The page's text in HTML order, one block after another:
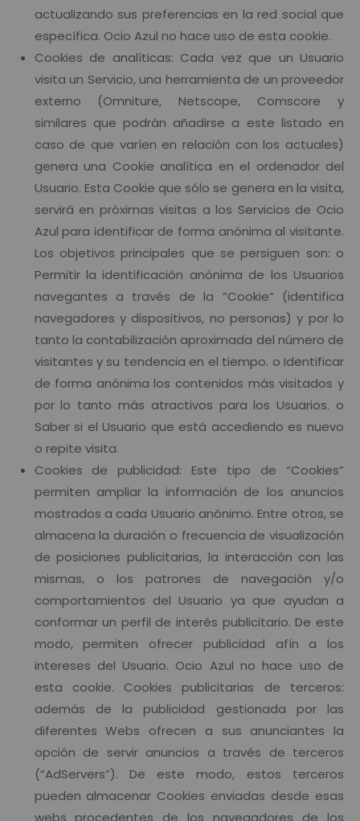
actualizando sus preferencias en la red social que
específica. Ocio Azul no hace uso de esta cookie.
Cookies de analíticas: Cada vez que un Usuario
visita un Servicio, una herramienta de un proveedor
externo (Omniture, Netscope, Comscore y
similares que podrán añadirse a este listado en
caso de que varíen en relación con los actuales)
genera una Cookie analítica en el ordenador del
Usuario. Esta Cookie que sólo se genera en la visita,
servirá en próximas visitas a los Servicios de Ocio
Azul para identificar de forma anónima al visitante.
Los objetivos principales que se persiguen son: o
Permitir la identificación anónima de los Usuarios
navegantes a través de la “Cookie” (identifica
navegadores y dispositivos, no personas) y por lo
tanto la contabilización aproximada del número de
visitantes y su tendencia en el tiempo. o Identificar
de forma anónima los contenidos más visitados y
por lo tanto más atractivos para los Usuarios. o
Saber si el Usuario que está accediendo es nuevo
o repite visita.
Cookies de publicidad: Este tipo de “Cookies”
permiten ampliar la información de los anuncios
mostrados a cada Usuario anónimo. Entre otros, se
almacena la duración o frecuencia de visualización
de posiciones publicitarias, la interacción con las
mismas, o los patrones de navegación y/o
comportamientos del Usuario ya que ayudan a
conformar un perfil de interés publicitario. De este
modo, permiten ofrecer publicidad afín a los
intereses del Usuario. Ocio Azul no hace uso de
esta cookie. Cookies publicitarias de terceros:
además de la publicidad gestionada por las
diferentes Webs ofrecen a sus anunciantes la
opción de servir anuncios a través de terceros
(“AdServers”). De este modo, estos terceros
pueden almacenar Cookies enviadas desde esas
webs procedentes de los navegadores de los